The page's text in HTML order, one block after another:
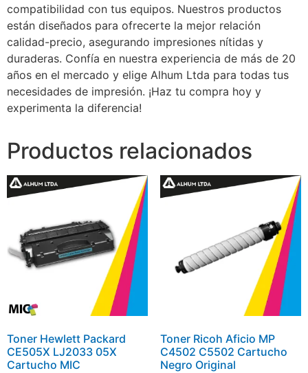
compatibilidad con tus equipos. Nuestros productos
están diseñados para ofrecerte la mejor relación
calidad-precio, asegurando impresiones nítidas y
duraderas. Confía en nuestra experiencia de más de 20
años en el mercado y elige Alhum Ltda para todas tus
necesidades de impresión. ¡Haz tu compra hoy y
experimenta la diferencia!
Productos relacionados
Toner Hewlett Packard
CE505X LJ2033 05X
Cartucho MIC
Toner Ricoh Aficio MP
C4502 C5502 Cartucho
Negro Original